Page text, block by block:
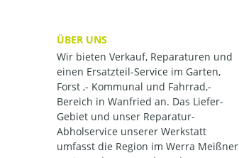
ÜBER UNS
Wir bieten Verkauf, Reparaturen und
einen Ersatzteil-Service im Garten,
Forst ,- Kommunal und Fahrrad,-
Bereich in Wanfried an. Das Liefer-
Gebiet und unser Reparatur-
Abholservice unserer Werkstatt
umfasst die Region im Werra Meißner